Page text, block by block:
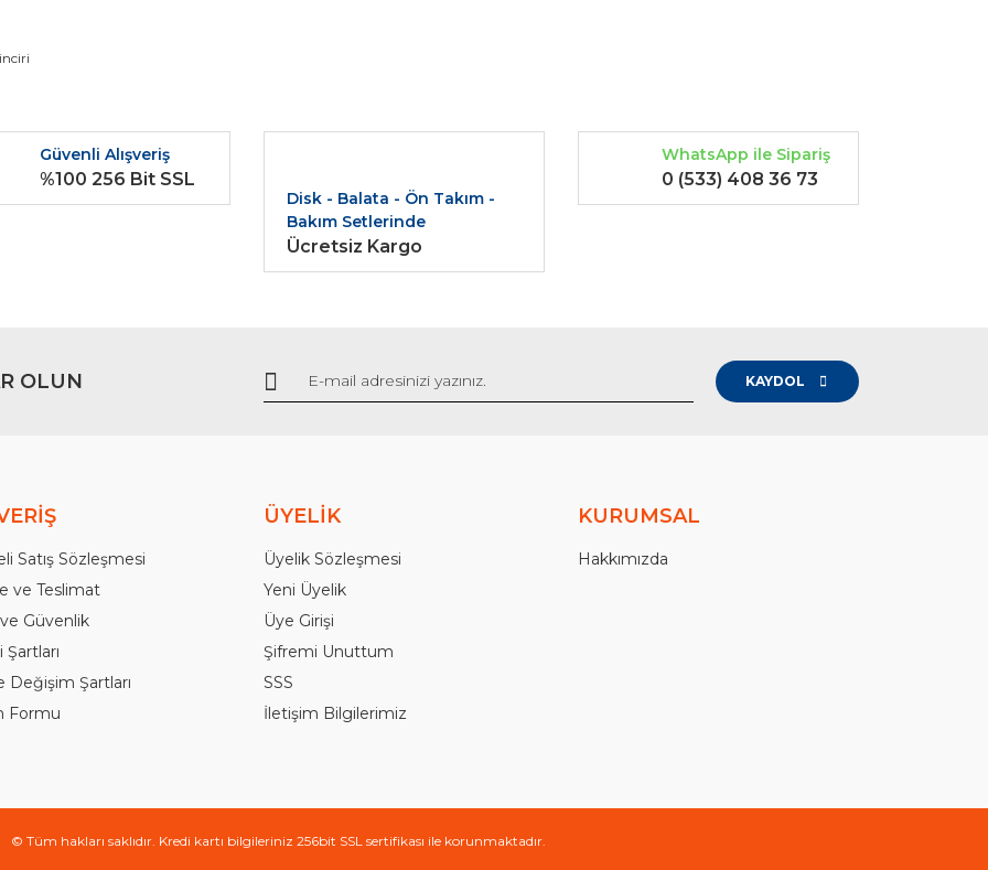
diğer konularda yetersiz gördüğünüz noktaları öneri formunu kullanarak tarafımıza iletebilirsiniz.
Gönder
Güvenli Alışveriş
%100 256 Bit SSL
Disk - Balata - Ön Takım -
Bakım Setlerinde
Ücretsiz Kargo
WhatsApp ile Sipariş
0 (533) 408 36 73
OLUN KAYDOL
Satış Sözleşmesi
ve Teslimat
Güvenlik
Şartları
Değişim Şartları
Formu
ÜYELİK
Üyelik Sözleşmesi
Yeni Üyelik
Üye Girişi
Şifremi Unuttum
SSS
İletişim Bilgilerimiz
KURUMSAL
Hakkımızda
© Tüm hakları saklıdır. Kredi kartı bilgileriniz 256bit SSL sertifikası ile korunmaktadır.